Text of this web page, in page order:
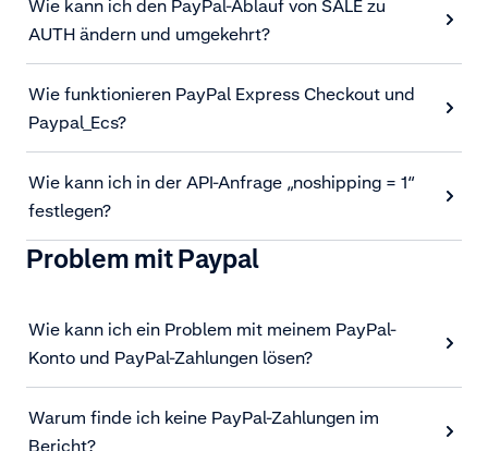
Wie kann ich den PayPal-Ablauf von SALE zu
AUTH ändern und umgekehrt?
Wie funktionieren PayPal Express Checkout und
Paypal_Ecs?
Wie kann ich in der API-Anfrage „noshipping = 1“
festlegen?
Problem mit Paypal
Wie kann ich ein Problem mit meinem PayPal-
Konto und PayPal-Zahlungen lösen?
Warum finde ich keine PayPal-Zahlungen im
Bericht?